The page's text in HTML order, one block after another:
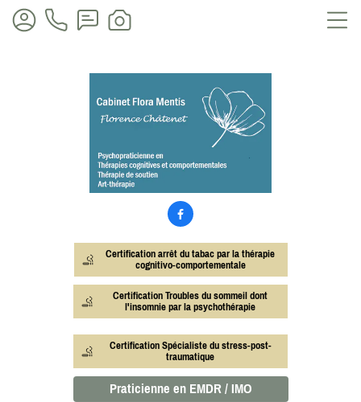
"psychologue, psychotherapeute, TCC, psychopraticienne, psycho-
praticienne"

Certification arrêt du tabac par la thérapie
cognitivo-comportementale
Certification Troubles du sommeil dont
l'insomnie par la psychothérapie
Certification Spécialiste du stress-post-
traumatique
Praticienne en EMDR / IMO